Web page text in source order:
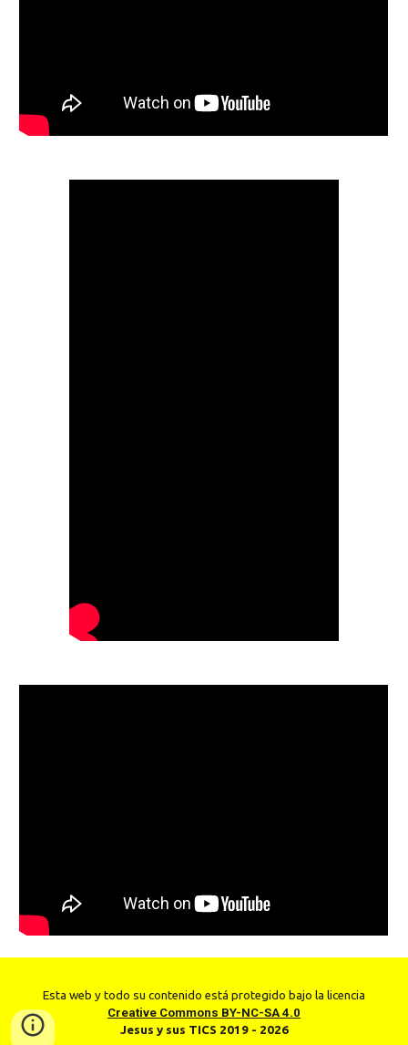
Esta web y todo su contenido está protegido bajo la licencia
Creative Commons BY-NC-SA 4.0
Jesus y sus TICS 2019 - 2026